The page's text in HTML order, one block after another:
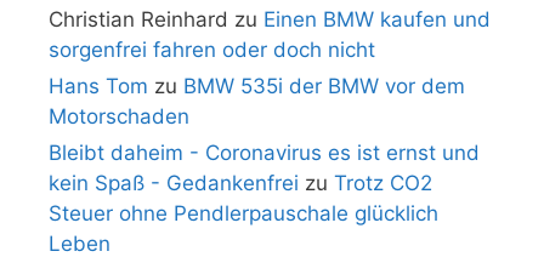
Christian Reinhard zu Einen BMW kaufen und
sorgenfrei fahren oder doch nicht
Hans Tom zu BMW 535i der BMW vor dem
Motorschaden
Bleibt daheim - Coronavirus es ist ernst und
kein Spaß - Gedankenfrei zu Trotz CO2
Steuer ohne Pendlerpauschale glücklich
Leben